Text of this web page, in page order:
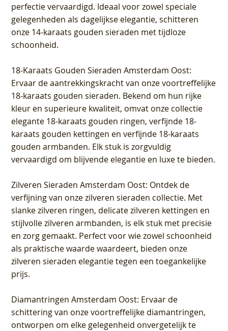
perfectie vervaardigd. Ideaal voor zowel speciale
gelegenheden als dagelijkse elegantie, schitteren
onze 14-karaats gouden sieraden met tijdloze
schoonheid.
18-Karaats Gouden Sieraden Amsterdam Oost:
Ervaar de aantrekkingskracht van onze voortreffelijke
18-karaats gouden sieraden. Bekend om hun rijke
kleur en superieure kwaliteit, omvat onze collectie
elegante 18-karaats gouden ringen, verfijnde 18-
karaats gouden kettingen en verfijnde 18-karaats
gouden armbanden. Elk stuk is zorgvuldig
vervaardigd om blijvende elegantie en luxe te bieden.
Zilveren Sieraden Amsterdam Oost: Ontdek de
verfijning van onze zilveren sieraden collectie. Met
slanke zilveren ringen, delicate zilveren kettingen en
stijlvolle zilveren armbanden, is elk stuk met precisie
en zorg gemaakt. Perfect voor wie zowel schoonheid
als praktische waarde waardeert, bieden onze
zilveren sieraden elegantie tegen een toegankelijke
prijs.
Diamantringen Amsterdam Oost: Ervaar de
schittering van onze voortreffelijke diamantringen,
ontworpen om elke gelegenheid onvergetelijk te